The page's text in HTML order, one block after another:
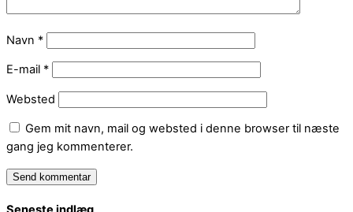
Navn *
E-mail *
Websted
Gem mit navn, mail og websted i denne browser til næste
gang jeg kommenterer.